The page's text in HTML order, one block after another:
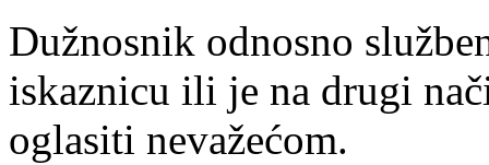
Dužnosnik odnosno
iskaznicu ili je na drugi
oglasiti nevažećom.